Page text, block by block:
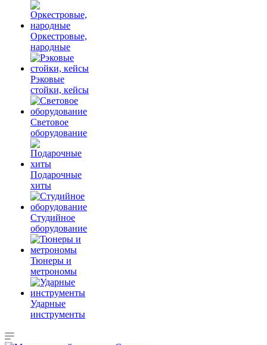
Оркестровые,
народные
Рэковые
стойки, кейсы
Световое
оборудование
Подарочные
хиты
Студийное
оборудование
Тюнеры и
метрономы
Ударные
инструменты